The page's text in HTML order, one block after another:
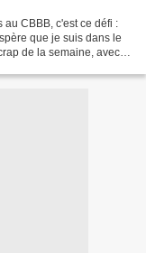
au CBBB, c'est ce défi :
que je suis dans le
de la semaine, avec